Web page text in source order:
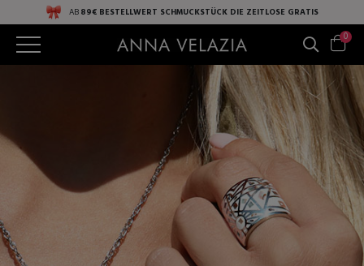
AB89€ BESTELLWERT SCHMUCKSTÜCK DIE ZEITLOSE GRATIS
0